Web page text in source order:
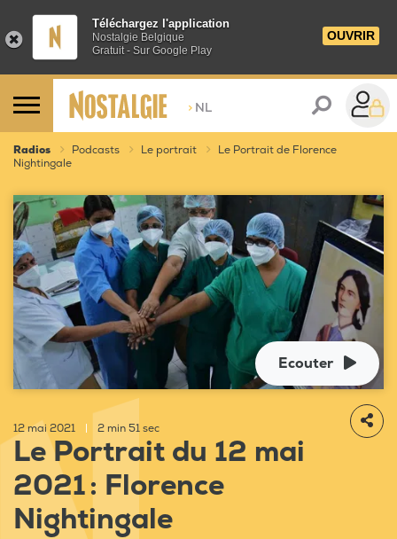
Téléchargez l'application
Nostalgie Belgique
Gratuit - Sur Google Play
OUVRIR
> NL
Radios Podcasts Le portrait
Le Portrait de Florence
Nightingale
Ecouter
12 mai 2021 2 min 51 sec
Le Portrait du 12 mai
2021 : Florence
Nightingale